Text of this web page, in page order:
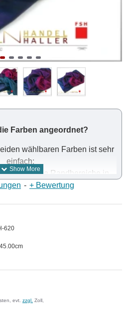
Farben angeordnet?
wählbaren Farben ist sehr
einfach:
belegen die Randbereiche in
Dazwischen bilden die
- + Bewertung
evt. zzgl. Zoll,
620